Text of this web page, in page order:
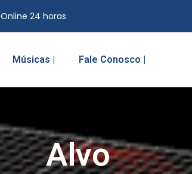
Online 24 horas
Músicas | Fale Conosco |
Alvo